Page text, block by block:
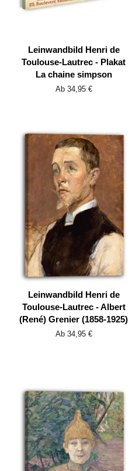
Leinwandbild Henri de
Toulouse-Lautrec - Plakat
La chaine simpson
Ab 34,95 €
Leinwandbild Henri de
Toulouse-Lautrec - Albert
(René) Grenier (1858-1925)
Ab 34,95 €